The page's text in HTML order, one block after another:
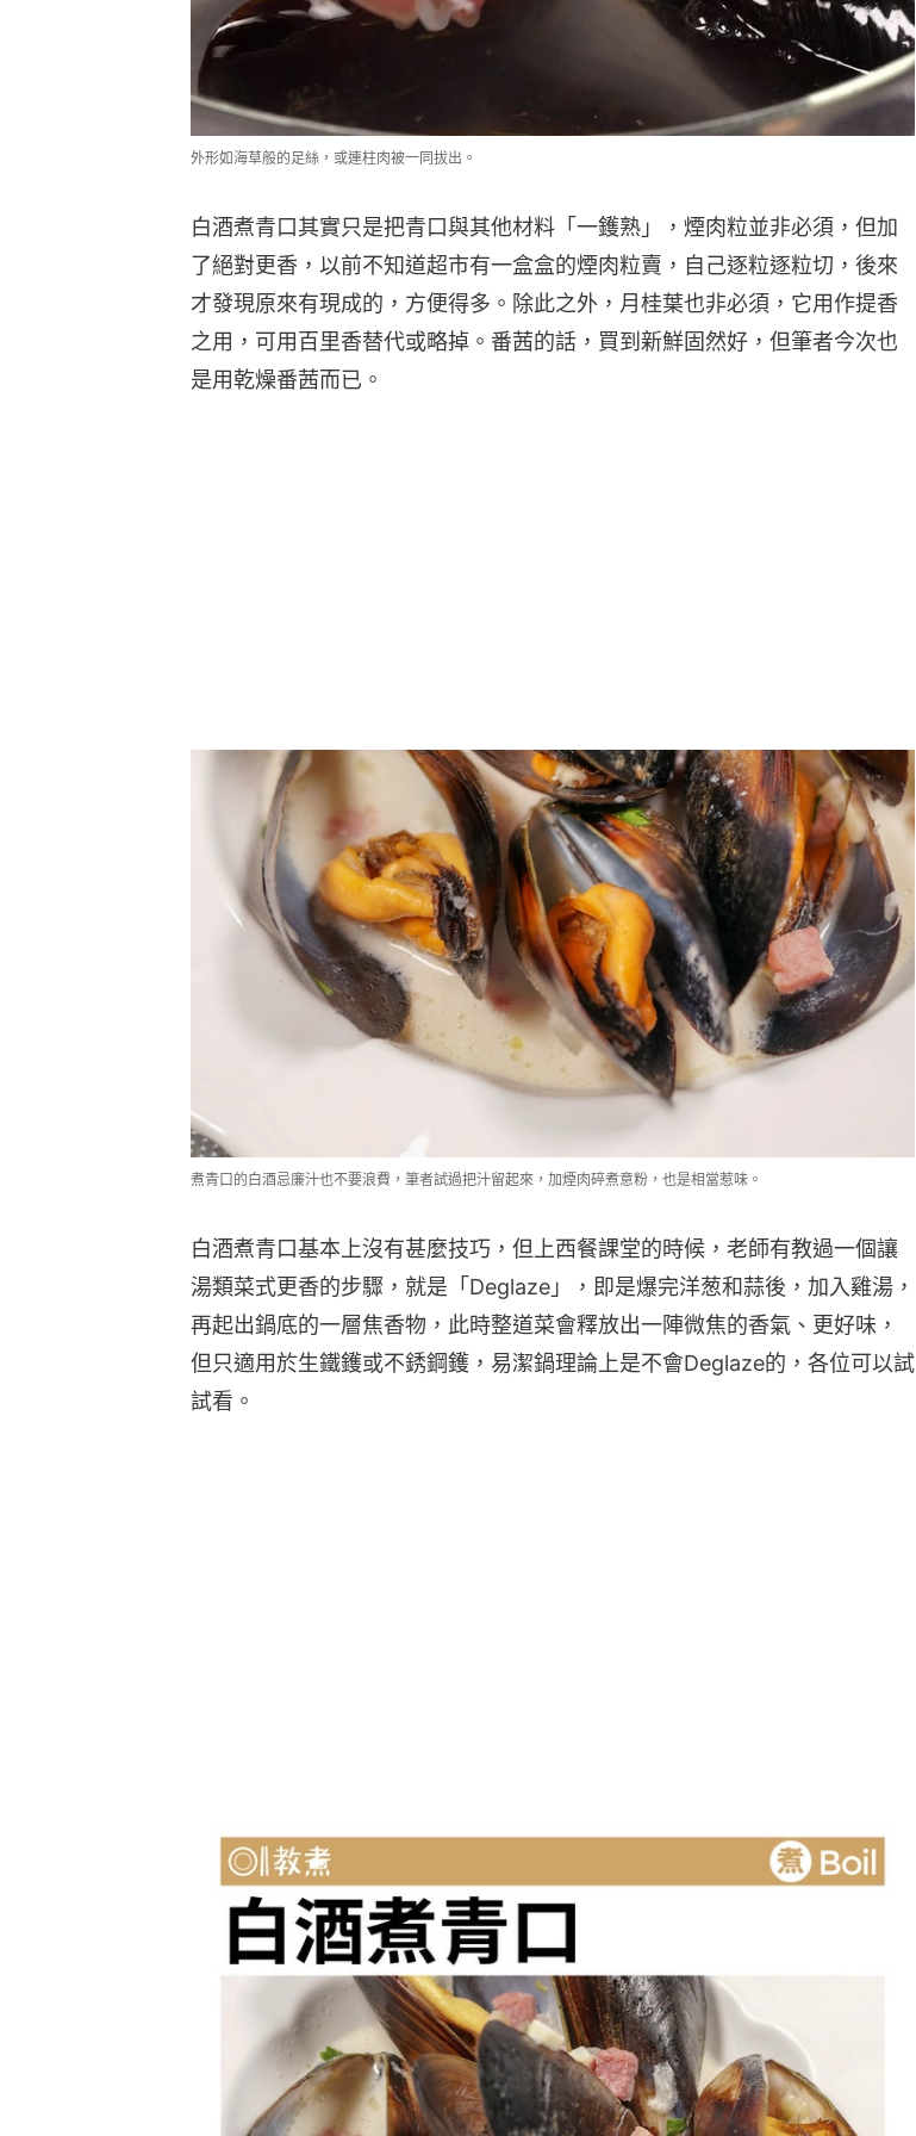
外形如海草般的足絲，或連柱肉被一同拔出。
白酒煮青口其實只是把青口與其他材料「一鑊熟」，煙肉粒並非必須，但加
了絕對更香，以前不知道超市有一盒盒的煙肉粒賣，自己逐粒逐粒切，後來
才發現原來有現成的，方便得多。除此之外，月桂葉也非必須，它用作提香
之用，可用百里香替代或略掉。番茜的話，買到新鮮固然好，但筆者今次也
是用乾燥番茜而已。
煮青口的白酒忌廉汁也不要浪費，筆者試過把汁留起來，加煙肉碎煮意粉，也是相當惹味。
白酒煮青口基本上沒有甚麼技巧，但上西餐課堂的時候，老師有教過一個讓
湯類菜式更香的步驟，就是「Deglaze」，即是爆完洋葱和蒜後，加入雞湯，
再起出鍋底的一層焦香物，此時整道菜會釋放出一陣微焦的香氣、更好味，
但只適用於生鐵鑊或不銹鋼鑊，易潔鍋理論上是不會Deglaze的，各位可以試
試看。